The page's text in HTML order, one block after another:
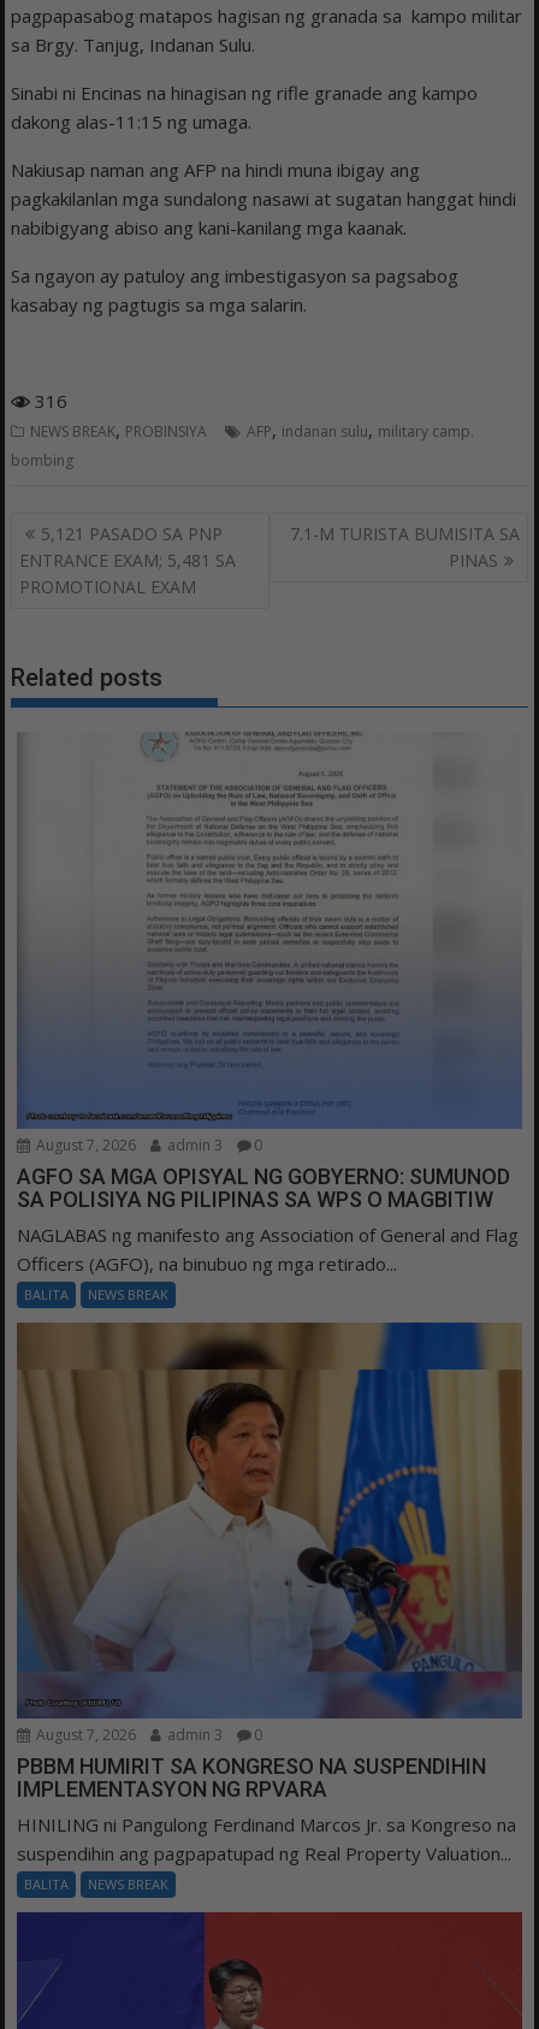
pagpapasabog matapos hagisan ng granada sa kampo militar
sa Brgy. Tanjug, Indanan Sulu.
Sinabi ni Encinas na hinagisan ng rifle granade ang kampo
dakong alas-11:15 ng umaga.
Nakiusap naman ang AFP na hindi muna ibigay ang
pagkakilanlan mga sundalong nasawi at sugatan hanggat hindi
nabibigyang abiso ang kani-kanilang mga kaanak.
Sa ngayon ay patuloy ang imbestigasyon sa pagsabog
kasabay ng pagtugis sa mga salarin.
316
NEWS BREAK, PROBINSIYA AFP, indanan sulu, military camp.
bombing
Post
navigation
5,121 PASADO SA PNP
ENTRANCE EXAM; 5,481 SA
PROMOTIONAL EXAM
7.1-M TURISTA BUMISITA SA
PINAS
Related posts
August 7, 2026 admin 3 0
AGFO SA MGA OPISYAL NG GOBYERNO: SUMUNOD
SA POLISIYA NG PILIPINAS SA WPS O MAGBITIW
NAGLABAS ng manifesto ang Association of General and Flag
Officers (AGFO), na binubuo ng mga retirado...
BALITA NEWS BREAK
August 7, 2026 admin 3 0
PBBM HUMIRIT SA KONGRESO NA SUSPENDIHIN
IMPLEMENTASYON NG RPVARA
HINILING ni Pangulong Ferdinand Marcos Jr. sa Kongreso na
suspendihin ang pagpapatupad ng Real Property Valuation...
BALITA NEWS BREAK